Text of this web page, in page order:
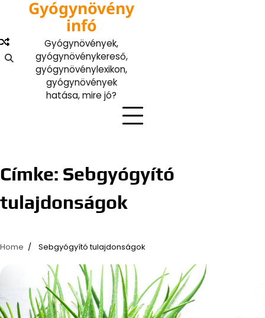
content
Gyógynövény
infó
Gyógynövények,
gyógynövénykereső,
gyógynövénylexikon,
gyógynövények
hatása, mire jó?
Címke: Sebgyógyító
tulajdonságok
Home Sebgyógyító tulajdonságok